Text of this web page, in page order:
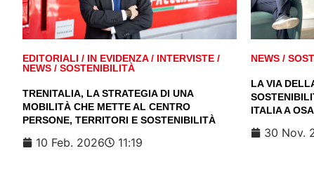
EDITORIALI / IN EVIDENZA/ INTERVISTE /
NEWS / SOSTENIBILITÀ
TRENITALIA, LA STRATEGIA DI UNA
MOBILITÀ CHE METTE AL CENTRO
PERSONE, TERRITORI E SOSTENIBILITÀ
10 Feb. 2026 11:19
NEWS /
LA VIA
ITALIA A
30 Nov.